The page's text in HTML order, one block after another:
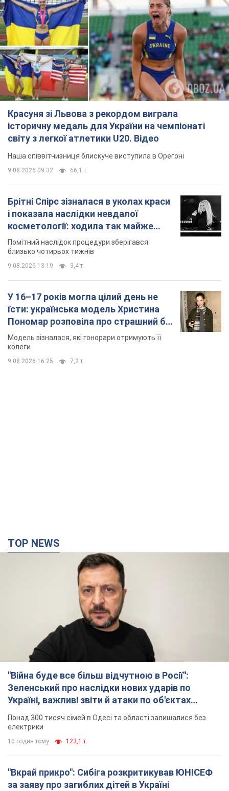
Красуня зі Львова з рекордом виграла
історичну медаль для України на чемпіонаті
світу з легкої атлетики U20. Відео
Наша співвітчизниця блискуче виступила в Орегоні
9.08.2026 09:32 66,1 т.
Брітні Спірс зізналася в уколах краси
і показала наслідки невдалої
косметології: ходила так майже
місяць
Помітний наслідок процедури зберігався
близько чотирьох тижнів
9.08.2026 13:19 3,4 т.
У 16–17 років могла цілий день не
їсти: українська модель Христина
Пономар розповіла про страшний бік
модельної кар’єри
Модель зізналася, які гонорари отримують її
колеги
9.08.2026 16:25 7,2 т.
TOP NEWS
"Війна буде все більш відчутною в Росії":
Зеленський про наслідки нових ударів по
Україні, важливі звіти й атаки по об'єктах
ворога. Відео
Понад 300 тисяч сімей в Одесі та області залишалися без
електрики
10 годин тому 123,1 т.
"Вкрай прикро": Сибіга розкритикував ЮНІСЕФ
за заяву про загиблих дітей в Україні